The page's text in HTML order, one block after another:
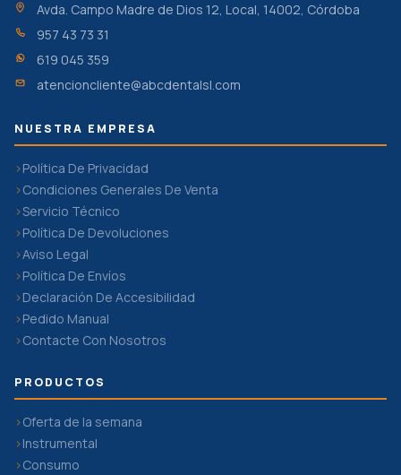
Avda. Campo Madre de Dios 12, Local, 14002, Córdoba
957 43 73 31
619 045 359
atencioncliente@abcdentalsl.com
NUESTRA EMPRESA
Política De Privacidad
Condiciones Generales De Venta
Servicio Técnico
Política De Devoluciones
Aviso Legal
Política De Envíos
Declaración De Accesibilidad
Pedido Manual
Contacte Con Nosotros
PRODUCTOS
Oferta de la semana
Instrumental
Consumo